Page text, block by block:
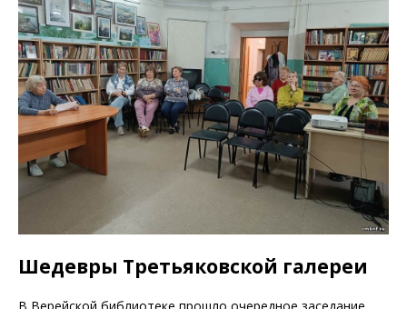
Шедевры Третьяковской галереи